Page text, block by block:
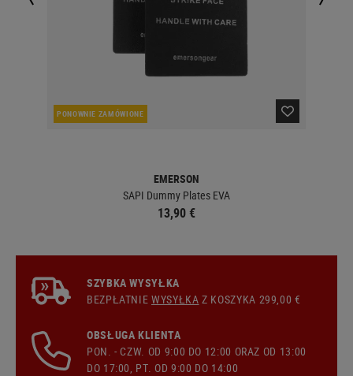
PONOWNIE ZAMÓWIONE
EMERSON
SAPI Dummy Plates EVA
13,90 €
SZYBKA WYSYŁKA
BEZPŁATNIEWYSYŁKA Z KOSZYKA 299,00 €
OBSŁUGA KLIENTA
PON. - CZW. OD 9:00 DO 12:00 ORAZ OD 13:00
DO 17:00, PT. OD 9:00 DO 14:00